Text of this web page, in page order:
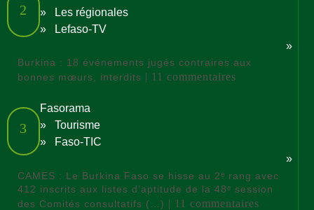
2
Burkina : 18 événements jugés contraires aux
bonnes mœurs, interdits | 11 commentaires
3
CAMES : Le Burkina Faso se hisse au 2ᵉ rang avec
412 inscrits aux listes d’aptitude de la 48ᵉ session
des Comités consultatifs (…) | 11 commentaires
»
Les régionales
»
Lefaso-TV
»
Fasorama
» Tourisme
»
Faso-TIC
»